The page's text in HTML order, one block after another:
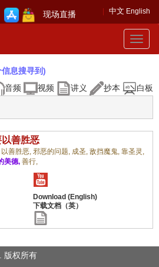
中文 English
现场直播
Toggle
息搜寻到)
音频 视频 讲义 抄本 白板
以善胜恶
以善胜恶, 邪恶的问题, 成圣, 敌挡魔鬼, 靠圣灵,
美德, 善行,
版权所有